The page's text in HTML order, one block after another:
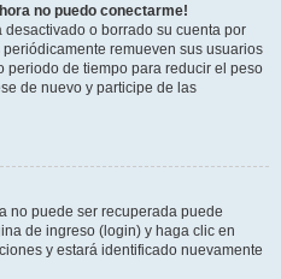
no puedo conectarme!
o borrado su cuenta por
remueven sus usuarios
periodo de tiempo para reducir el peso
de nuevo y participe de las
no puede ser recuperada puede
de ingreso (login) y haga clic en
y estará identificado nuevamente